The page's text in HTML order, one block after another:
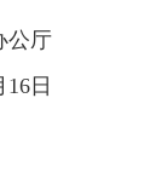
办公厅
8月16日